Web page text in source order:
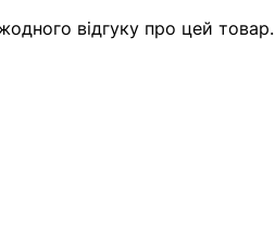
відгуку про цей товар.